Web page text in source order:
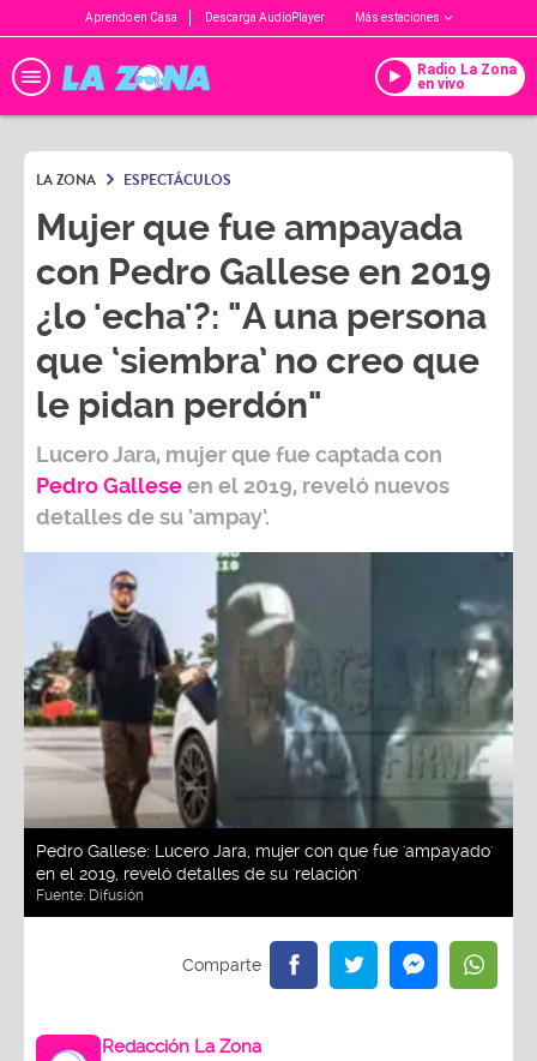
Aprendo en Casa Descarga AudioPlayer Más estaciones
Radio La Zona
en vivo
LA ZONA ESPECTÁCULOS
Mujer que fue ampayada
con Pedro Gallese en 2019
¿lo 'echa'?: "A una persona
que ‘siembra’ no creo que
le pidan perdón"
Lucero Jara, mujer que fue captada con
Pedro Galleseen el 2019, reveló nuevos
detalles de su ‘ampay’.
Pedro Gallese: Lucero Jara, mujer con que fue 'ampayado'
en el 2019, reveló detalles de su 'relación'
Fuente: Difusión
Redacción La Zona